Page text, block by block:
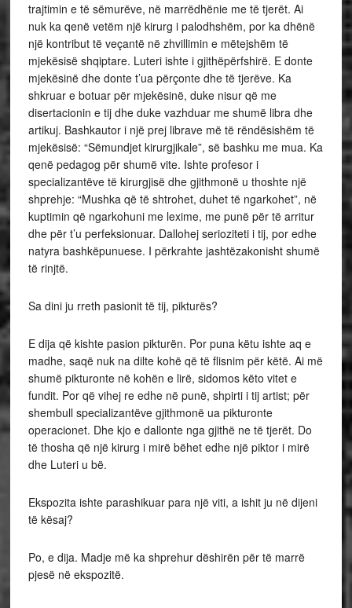
trajtimin e të sëmurëve, në marrëdhënie me të tjerët. Ai
nuk ka qenë vetëm një kirurg i palodhshëm, por ka dhënë
një kontribut të veçantë në zhvillimin e mëtejshëm të
mjekësisë shqiptare. Luteri ishte i gjithëpërfshirë. E donte
mjekësinë dhe donte t’ua përçonte dhe të tjerëve. Ka
shkruar e botuar për mjekësinë, duke nisur që me
disertacionin e tij dhe duke vazhduar me shumë libra dhe
artikuj. Bashkautor i një prej librave më të rëndësishëm të
mjekësisë: “Sëmundjet kirurgjikale”, së bashku me mua. Ka
qenë pedagog për shumë vite. Ishte profesor i
specializantëve të kirurgjisë dhe gjithmonë u thoshte një
shprehje: “Mushka që të shtrohet, duhet të ngarkohet”, në
kuptimin që ngarkohuni me lexime, me punë për të arritur
dhe për t’u perfeksionuar. Dallohej serioziteti i tij, por edhe
natyra bashkëpunuese. I përkrahte jashtëzakonisht shumë
të rinjtë.
Sa dini ju rreth pasionit të tij, pikturës?
E dija që kishte pasion pikturën. Por puna këtu ishte aq e
madhe, saqë nuk na dilte kohë që të flisnim për këtë. Ai më
shumë pikturonte në kohën e lirë, sidomos këto vitet e
fundit. Por që vihej re edhe në punë, shpirti i tij artist; për
shembull specializantëve gjithmonë ua pikturonte
operacionet. Dhe kjo e dallonte nga gjithë ne të tjerët. Do
të thosha që një kirurg i mirë bëhet edhe një piktor i mirë
dhe Luteri u bë.
Ekspozita ishte parashikuar para një viti, a ishit ju në dijeni
të kësaj?
Po, e dija. Madje më ka shprehur dëshirën për të marrë
pjesë në ekspozitë.